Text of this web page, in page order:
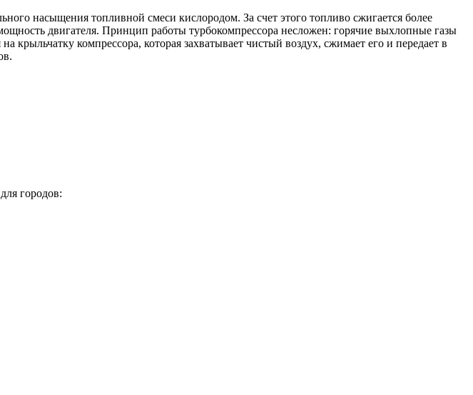
насыщения топливной смеси кислородом. За счет этого топливо сжигается более
двигателя. Принцип работы турбокомпрессора несложен: горячие выхлопные газы
крыльчатку компрессора, которая захватывает чистый воздух, сжимает его и передает в
городов: